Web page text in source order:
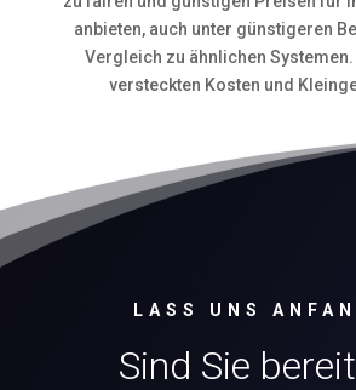
anbieten, auch unter günstigeren
Vergleich zu ähnlichen
versteckten Kosten und
LASS UNS
Sind Sie